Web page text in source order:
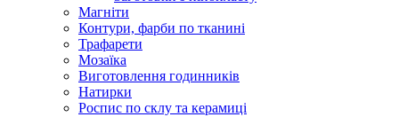
Магніти
Контури, фарби по тканині
Трафарети
Мозаїка
Виготовлення годинників
Натирки
Роспис по склу та керамиці